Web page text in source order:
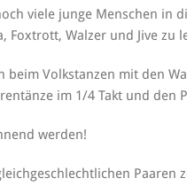
viele junge Menschen in
Foxtrott, Walzer und Jive zu
Volkstanzen mit den
im 1/4 Takt und den
werden!
Paaren